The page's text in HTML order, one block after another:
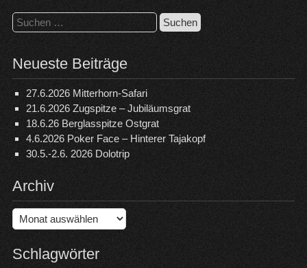
Suchen
nach:
Neueste Beiträge
27.6.2026 Mitterhorn-Safari
21.6.2026 Zugspitze – Jubiläumsgrat
18.6.26 Berglasspitze Ostgrat
4.6.2026 Poker Face – Hinterer Tajakopf
30.5.-2.6. 2026 Dolotrip
Archiv
Archiv
Schlagwörter